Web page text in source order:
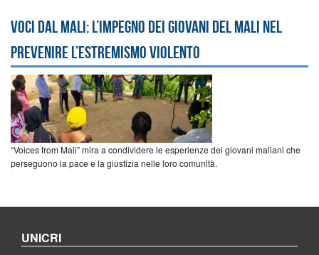
Voci dal Mali: l’impegno dei giovani del Mali nel
prevenire l’estremismo violento
“Voices from Mali” mira a condividere le esperienze dei giovani maliani che
perseguono la pace e la giustizia nelle loro comunità.
UNICRI